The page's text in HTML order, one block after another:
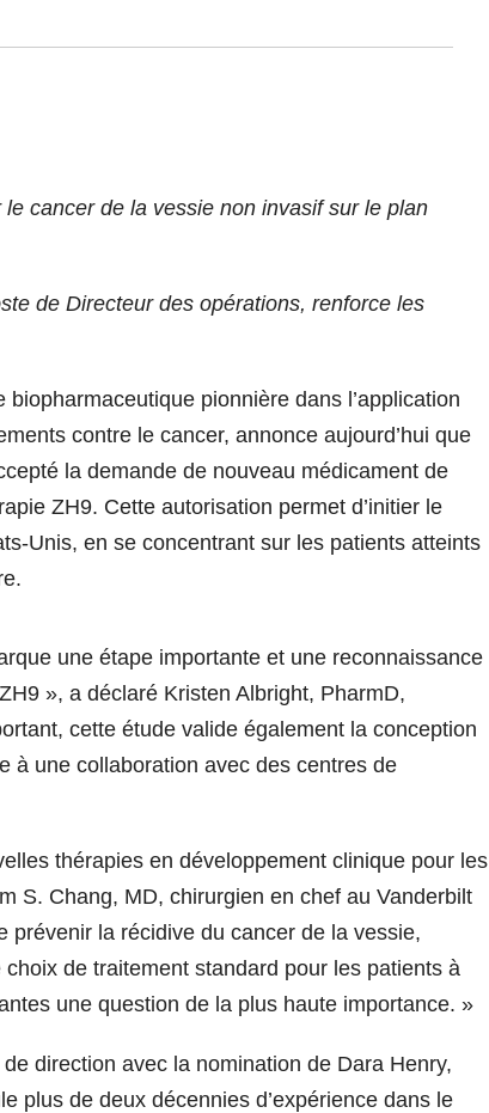
cancer de la vessie non invasif sur le plan
de Directeur des opérations, renforce les
pionnière dans l’application
contre le cancer, annonce aujourd’hui que
la demande de nouveau médicament de
ZH9. Cette autorisation permet d’initier le
Unis, en se concentrant sur les patients atteints
une étape importante et une reconnaissance
», a déclaré Kristen Albright, PharmD,
cette étude valide également la conception
à une collaboration avec des centres de
thérapies en développement clinique pour les
S. Chang, MD, chirurgien en chef au Vanderbilt
prévenir la récidive du cancer de la vessie,
de traitement standard pour les patients à
une question de la plus haute importance. »
direction avec la nomination de Dara Henry,
plus de deux décennies d’expérience dans le